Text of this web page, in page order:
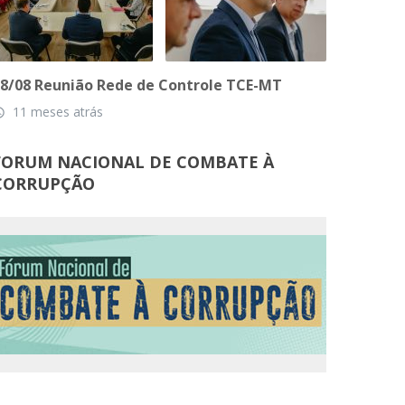
08 Reunião Rede de Controle TCE-MT
11 meses atrás
NACIONAL DE COMBATE À